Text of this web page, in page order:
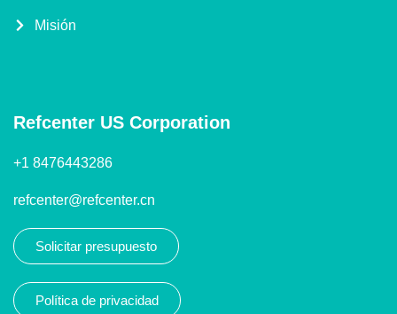
Misión
Refcenter US Corporation
+1 8476443286
refcenter@refcenter.cn
Solicitar presupuesto
Política de privacidad